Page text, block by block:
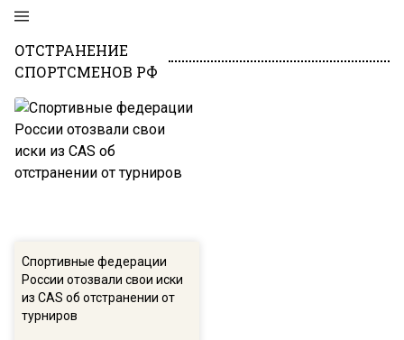
ОТСТРАНЕНИЕ
СПОРТСМЕНОВ РФ
Спортивные федерации
России отозвали свои иски
из CAS об отстранении от
турниров